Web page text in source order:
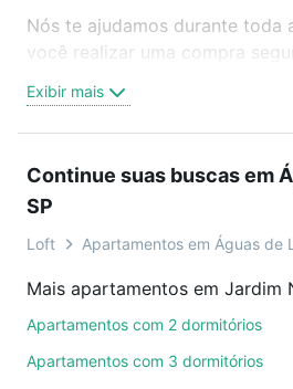
Nós te ajudamos durante toda
você realizar uma compra
trabalho e do metrô, aqui você
oferta ideal de Apartamentos
venda em Jardim Nova
SP para conquistar seu sonho.
presencial ou por
compromisso e você ainda
venda ou troca de imóveis.
Como escolher um imóvel?
Exibir mais
Continue suas buscas em
SP
Loft Apartamentos em Águas de
Apartamentos com 2 dormitórios
Apartamentos com 3 dormitórios